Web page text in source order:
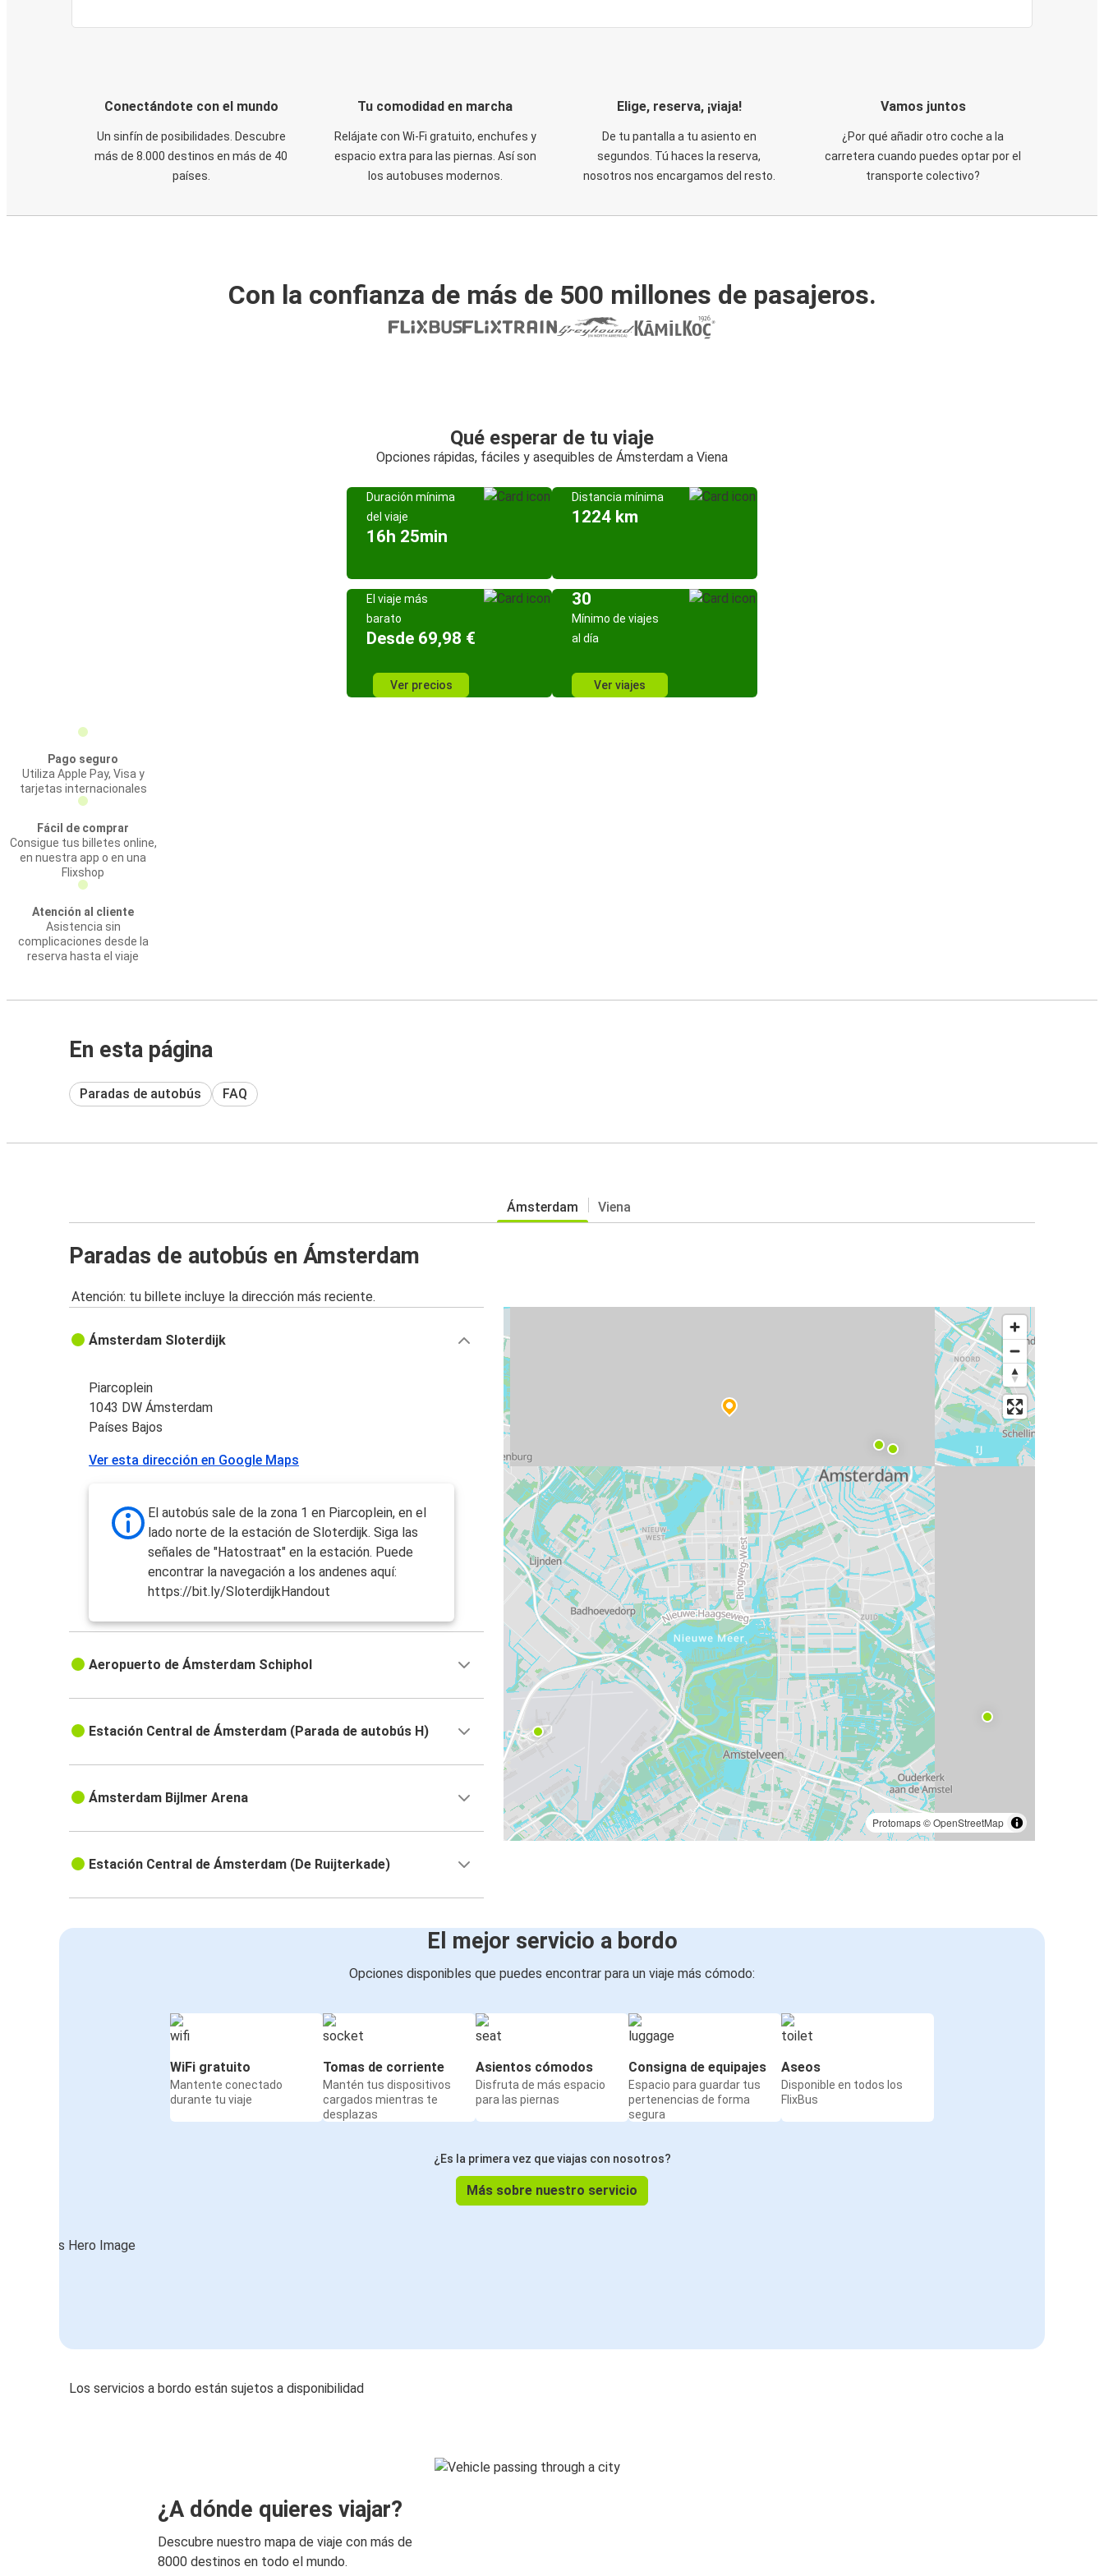
Conectándote con el mundo
Un sinfín de posibilidades. Descubre
más de 8.000 destinos en más de 40
países.
Tu comodidad en marcha
Relájate con Wi-Fi gratuito, enchufes y
espacio extra para las piernas. Así son
los autobuses modernos.
Elige, reserva, ¡viaja!
De tu pantalla a tu asiento en
segundos. Tú haces la reserva,
nosotros nos encargamos del resto.
Vamos juntos
¿Por qué añadir otro coche a la
carretera cuando puedes optar por el
transporte colectivo?
Con la confianza de más de 500 millones de pasajeros.
Qué esperar de tu viaje
Opciones rápidas, fáciles y asequibles de Ámsterdam a Viena
Duración mínima
del viaje
16h 25min
Distancia mínima
1224 km
El viaje más
barato
Desde 69,98 €
Ver precios
30
Mínimo de viajes
al día
Ver viajes
Pago seguro
Utiliza Apple Pay, Visa y
tarjetas internacionales
Fácil de comprar
Consigue tus billetes online,
en nuestra app o en una
Flixshop
Atención al cliente
Asistencia sin
complicaciones desde la
reserva hasta el viaje
En esta página
Paradas de autobús FAQ
Ámsterdam Viena
Paradas de autobús en Ámsterdam
Atención: tu billete incluye la dirección más reciente.
Protomaps©OpenStreetMap
Ámsterdam Sloterdijk
Piarcoplein
1043 DW Ámsterdam
Países Bajos
Ver esta dirección en Google Maps
El autobús sale de la zona 1 en Piarcoplein, en el
lado norte de la estación de Sloterdijk. Siga las
señales de "Hatostraat" en la estación. Puede
encontrar la navegación a los andenes aquí:
https://bit.ly/SloterdijkHandout
Aeropuerto de Ámsterdam Schiphol
Estación Central de Ámsterdam (Parada de autobús H)
Ámsterdam Bijlmer Arena
Estación Central de Ámsterdam (De Ruijterkade)
El mejor servicio a bordo
Opciones disponibles que puedes encontrar para un viaje más cómodo:
WiFi gratuito
Mantente conectado
durante tu viaje
Tomas de corriente
Mantén tus dispositivos
cargados mientras te
desplazas
Asientos cómodos
Disfruta de más espacio
para las piernas
Consigna de equipajes
Espacio para guardar tus
pertenencias de forma
segura
Aseos
Disponible en todos los
FlixBus
¿Es la primera vez que viajas con nosotros?
Más sobre nuestro servicio
Los servicios a bordo están sujetos a disponibilidad
¿A dónde quieres viajar?
Descubre nuestro mapa de viaje con más de
8000 destinos en todo el mundo.